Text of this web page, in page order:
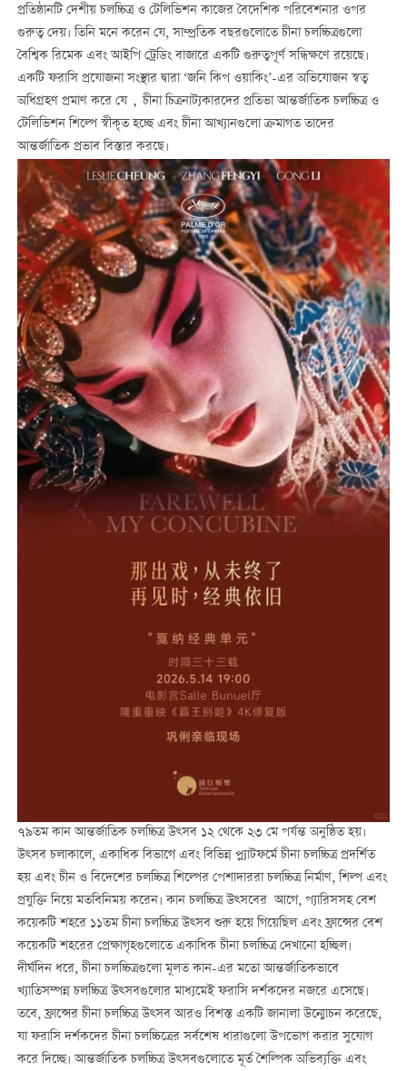
প্রতিষ্ঠানটি দেশীয় চলচ্চিত্র ও টেলিভিশন কাজের বৈদেশিক পরিবেশনার ওপর
গুরুত্ব দেয়। তিনি মনে করেন যে, সাম্প্রতিক বছরগুলোতে চীনা চলচ্চিত্রগুলো
বৈশ্বিক রিমেক এবং আইপি ট্রেডিং বাজারে একটি গুরুত্বপূর্ণ সন্ধিক্ষণে রয়েছে।
একটি ফরাসি প্রযোজনা সংস্থার দ্বারা ‘জনি কিপ ওয়াকিং’-এর অভিযোজন স্বত্ব
অধিগ্রহণ প্রমাণ করে যে，চীনা চিত্রনাট্যকারদের প্রতিভা আন্তর্জাতিক চলচ্চিত্র ও
টেলিভিশন শিল্পে স্বীকৃত হচ্ছে এবং চীনা আখ্যানগুলো ক্রমাগত তাদের
আন্তর্জাতিক প্রভাব বিস্তার করছে।
৭৯তম কান আন্তর্জাতিক চলচ্চিত্র উত্সব ১২ থেকে ২৩ মে পর্যন্ত অনুষ্ঠিত হয়।
উত্সব চলাকালে, একাধিক বিভাগে এবং বিভিন্ন প্ল্যাটফর্মে চীনা চলচ্চিত্র প্রদর্শিত
হয় এবং চীন ও বিদেশের চলচ্চিত্র শিল্পের পেশাদাররা চলচ্চিত্র নির্মাণ, শিল্প এবং
প্রযুক্তি নিয়ে মতবিনিময় করেন। কান চলচ্চিত্র উত্সবের আগে, প্যারিসসহ বেশ
কয়েকটি শহরে ১১তম চীনা চলচ্চিত্র উত্সব শুরু হয়ে গিয়েছিল এবং ফ্রান্সের বেশ
কয়েকটি শহরের প্রেক্ষাগৃহগুলোতে একাধিক চীনা চলচ্চিত্র দেখানো হচ্ছিল।
দীর্ঘদিন ধরে, চীনা চলচ্চিত্রগুলো মূলত কান-এর মতো আন্তর্জাতিকভাবে
খ্যাতিসম্পন্ন চলচ্চিত্র উত্সবগুলোর মাধ্যমেই ফরাসি দর্শকদের নজরে এসেছে।
তবে, ফ্রান্সের চীনা চলচ্চিত্র উত্সব আরও বিশস্ত একটি জানালা উন্মোচন করেছে,
যা ফরাসি দর্শকদের চীনা চলচ্চিত্রের সর্বশেষ ধারাগুলো উপভোগ করার সুযোগ
করে দিচ্ছে। আন্তর্জাতিক চলচ্চিত্র উত্সবগুলোতে মূর্ত শৈল্পিক অভিব্যক্তি এবং